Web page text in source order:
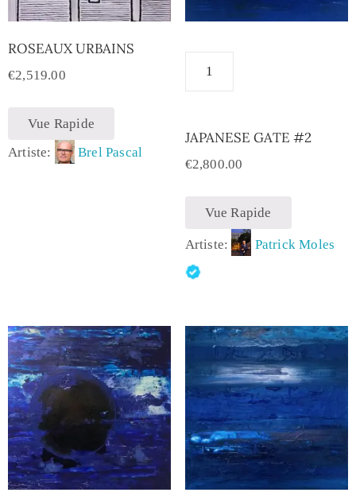
ROSEAUX URBAINS
€2,519.00
Vue Rapide
Artiste:
Brel Pascal
JAPANESE GATE #2
€2,800.00
Vue Rapide
Artiste: Patrick Moles